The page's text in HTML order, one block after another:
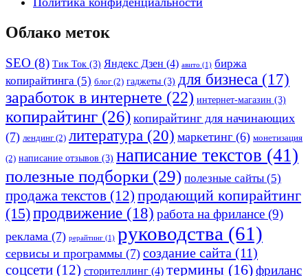
Облако меток
SEO (8) Тик Ток (3) Яндекс Дзен (4) авито (1) биржа
копирайтинга (5) блог (2) гаджеты (3) для бизнеса (17)
заработок в интернете (22) интернет-магазин (3)
копирайтинг (26) копирайтинг для начинающих
(7) лендинг (2) литература (20) маркетинг (6) монетизация
(2) написание отзывов (3) написание текстов (41)
полезные подборки (29) полезные сайты (5)
продажа текстов (12) продающий копирайтинг
(15)продвижение (18) работа на фрилансе (9)
реклама (7) рерайтинг (1) руководства (61)
сервисы и программы (7) создание сайта (11)
соцсети (12) сторителлинг (4) термины (16)фриланс